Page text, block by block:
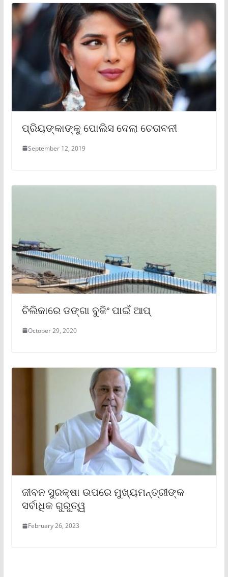
ପ୍ରିୟଙ୍କାଙ୍କୁ ପୋଲିସ ଦେଲା ଚେତାବନୀ
September 12, 2019
ଚିଲିକାରେ ଡଙ୍ଗା ବୁକିଂ ପାଇଁ ଆପ୍
October 29, 2020
ଜୀବନ ସୁରକ୍ଷା ଉପରେ ମୁଖ୍ୟମନ୍ତ୍ରୀଙ୍କ
ସର୍ବାଧିକ ଗୁରୁତ୍ୱ
February 26, 2023